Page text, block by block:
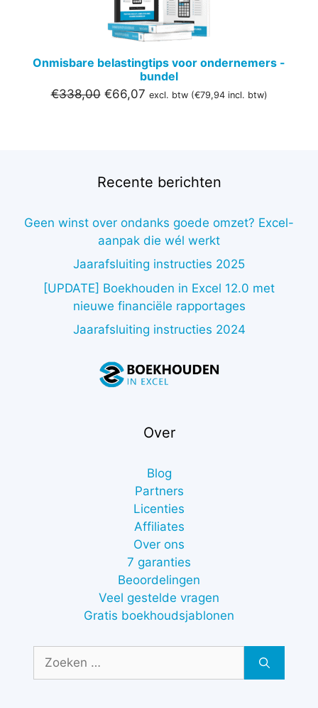
Onmisbare belastingtips voor ondernemers -
bundel
€338,00 Oorspronkelijke
€66,07Huidige
excl. btw (€79,94incl. btw)
Recente berichten
Geen winst over ondanks goede omzet? Excel-
aanpak die wél werkt
Jaarafsluiting instructies 2025
[UPDATE] Boekhouden in Excel 12.0 met
nieuwe financiële rapportages
Jaarafsluiting instructies 2024
Over
Blog
Partners
Licenties
Affiliates
Over ons
7 garanties
Beoordelingen
Veel gestelde vragen
Gratis boekhoudsjablonen
Zoek